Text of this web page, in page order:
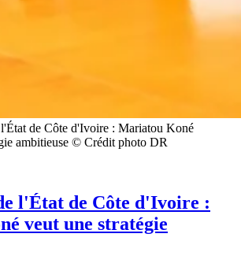
de Côte d'Ivoire : Mariatou Koné
ambitieuse © Crédit photo DR
l'État de Côte d'Ivoire :
veut une stratégie